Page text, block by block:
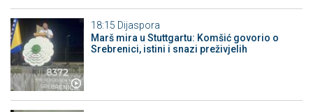
18:15 Dijaspora
Marš mira u Stuttgartu: Komšić govorio o
Srebrenici, istini i snazi preživjelih